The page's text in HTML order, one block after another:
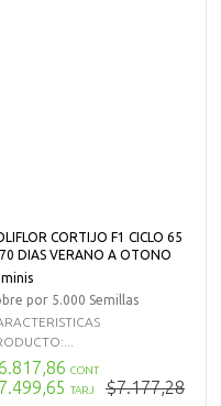
CORTIJO F1 CICLO 65
DIAS VERANO A OTONO
por 5.000 Semillas
CONT
TARJ $7.177,28